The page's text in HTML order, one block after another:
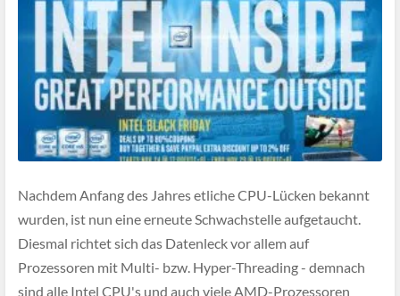
Nachdem Anfang des Jahres etliche CPU-Lücken bekannt
wurden, ist nun eine erneute Schwachstelle aufgetaucht.
Diesmal richtet sich das Datenleck vor allem auf
Prozessoren mit Multi- bzw. Hyper-Threading - demnach
sind alle Intel CPU's und auch viele AMD-Prozessoren